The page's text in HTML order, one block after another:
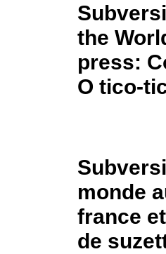
the
press:
O tico-
monde
france
de